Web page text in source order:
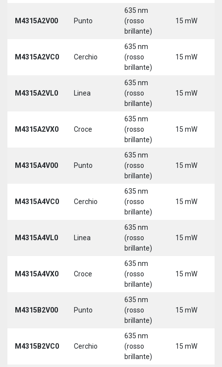
M4315A2V00 Punto
635 nm
(rosso
brillante)
15 mW
M4315A2VC0 Cerchio
635 nm
(rosso
brillante)
15 mW
M4315A2VL0 Linea
635 nm
(rosso
brillante)
15 mW
M4315A2VX0 Croce
635 nm
(rosso
brillante)
15 mW
M4315A4V00 Punto
635 nm
(rosso
brillante)
15 mW
M4315A4VC0 Cerchio
635 nm
(rosso
brillante)
15 mW
M4315A4VL0 Linea
635 nm
(rosso
brillante)
15 mW
M4315A4VX0 Croce
635 nm
(rosso
brillante)
15 mW
M4315B2V00 Punto
635 nm
(rosso
brillante)
15 mW
M4315B2VC0 Cerchio
635 nm
(rosso
brillante)
15 mW